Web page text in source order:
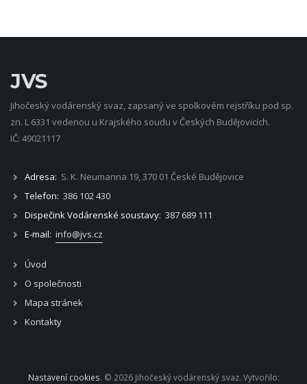
JVS
Jihočeský vodárenský svaz, zapsaný ve spolkovém rejstříku pod sp.
zn. L 6331 vedenou u Krajského soudu v Českých Budějovicích.
IČ: 49021117
Adresa: S. K. Neumanna 19, 370 01 České Budějovice
Telefon: 386 102 430
Dispečink Vodárenské soustavy: 387 689 111
E-mail: info@jvs.cz
Úvod
O společnosti
Mapa stránek
Kontakty
Nastavení cookies. © 2026 Jihočeský vodárenský svaz. Vytvořilo: